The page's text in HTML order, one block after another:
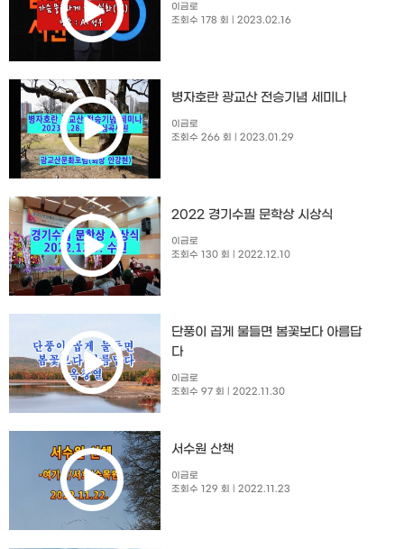
이금로
조회수 178 회
| 2023.02.16
병자호란 광교산 전승기념 세미나
이금로
조회수 266 회
| 2023.01.29
2022 경기수필 문학상 시상식
이금로
조회수 130 회
| 2022.12.10
단풍이 곱게 물들면 봄꽃보다 아름답
다
이금로
조회수 97 회
| 2022.11.30
서수원 산책
이금로
조회수 129 회
| 2022.11.23